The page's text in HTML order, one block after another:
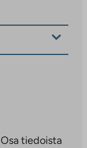
tiedoista